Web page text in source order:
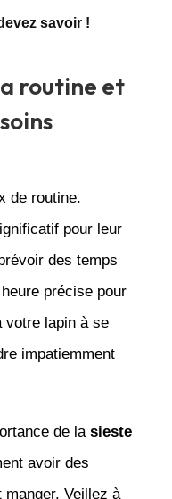
savoir !
routine et
de routine.
pour leur
des temps
précise pour
votre lapin à se
impatiemment
de la sieste
avoir des
Veillez à